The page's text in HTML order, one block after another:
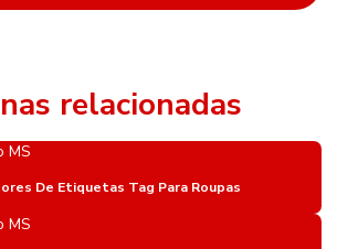
Sementes E Adubos
relacionadas
De Etiquetas Tag Para Roupas